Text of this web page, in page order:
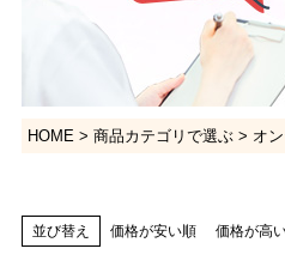
HOME 商品カテゴリで選ぶ オ
並び替え 価格が安い順 価格が高